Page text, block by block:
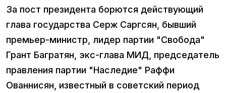
За пост президента борются действующий
глава государства Серж Саргсян, бывший
премьер-министр, лидер партии "Свобода"
Грант Багратян, экс-глава МИД, председатель
правления партии "Наследие" Раффи
Ованнисян, известный в советский период